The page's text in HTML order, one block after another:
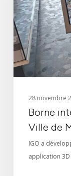
l’Hôtel
de
Ville
de
Montpellier
28 novembre
Borne
Ville de
IGO a
application